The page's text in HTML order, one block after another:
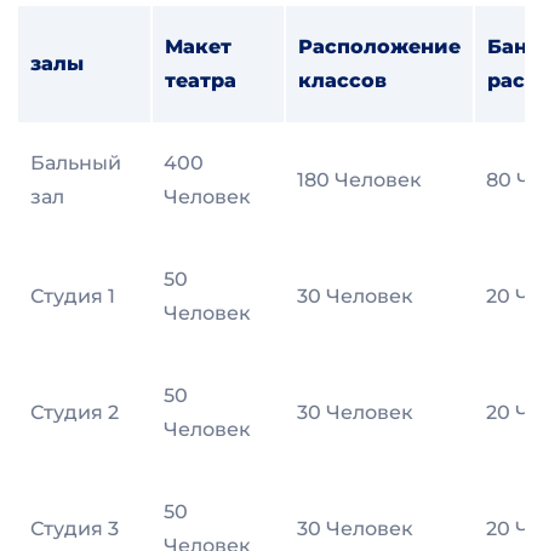
залы
Макет
театра
Расположение
классов
Бальный
зал
400
Человек
180 Человек 80
Студия 1
50
Человек
30 Человек 20
Студия 2
50
Человек
30 Человек 20
Студия 3
50
Человек
30 Человек 20